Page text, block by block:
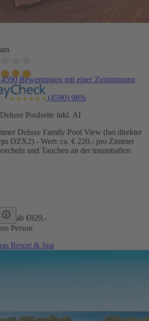
Bewertungen mit einer Zustimmung
(4590) 98%
Poolseite inkl. AI
Deluxe Family Pool View (bei direkter
DZX2) - Wert: ca. € 220,- pro Zimmer
und Tauchen an der traumhaften
ab €929,-
Person
Resort & Spa